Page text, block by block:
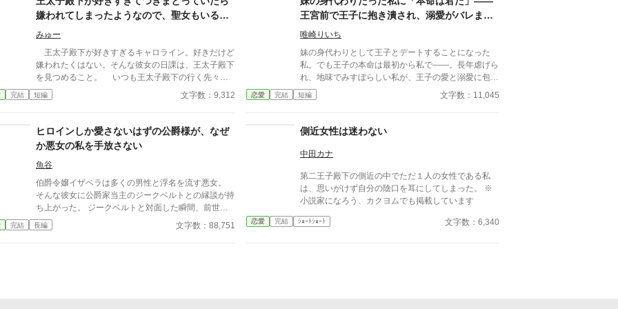
の朝に戻っていた。 それは避けなければと別の行き
方を探るが、なぜか殿下に一度目の人生の時以上に溺
愛されてしまい……！？
嫌われてしまったようなので、聖女もいるこ
とだし悪役令嬢の私は退散することにしまし
みゅー
王太子殿下が好きすぎるキャロライン。好きだけど
嫌われたくはない。そんな彼女の日課は、王太子殿下
を見つめること。 いつも王太子殿下の行く先々に
出没して王太子殿下を見つめていたが、ついにそんな
生活が終わるときが来る。 聖女が現れたのだ。そ
世界に転生していてそこで悪役令嬢だったことを思い
出す。 王太子殿下に嫌われたくはないキャロライ
ンは、王太子殿下の前から姿を消すことにした。そん
完結 短編 文字数：9,312
王宮前で王子に抱き潰され、溺愛がバレまし
た。～私が虐げられるきっかけになった少年
唯崎りいち
妹の身代わりとして王子とデートすることになった
私。でも王子の本命は最初から私で――。長年虐げら
れ、地味でみすぼらしい私が、王子の愛と溺愛に包ま
れ、ついに幸せを掴む甘々ラブファンタジー。妹や家
族との誤解、影武者の存在も絡み、ハラハラと胸キュ
恋愛 完結 短編 文字数：11,045
ヒロインしか愛さないはずの公爵様が、なぜ
か悪女の私を手放さない
魚谷
伯爵令嬢イザベラは多くの男性と浮名を流す悪女。
そんな彼女に公爵家当主のジークベルトとの縁談が持
ち上がった。 ジークベルトと対面した瞬間、前世の
記憶がよみがえり、この世界が乙女ゲームであること
を自覚する。 イザベラは、主要攻略キャラのジーク
完結 長編 文字数：88,751
側近女性は迷わない
中田カナ
第二王子殿下の側近の中でただ１人の女性である私
は、思いがけず自分の陰口を耳にしてしまった。 ※
小説家になろう、カクヨムでも掲載しています
恋愛 完結 ｼｮｰﾄｼｮｰﾄ 文字数：6,340